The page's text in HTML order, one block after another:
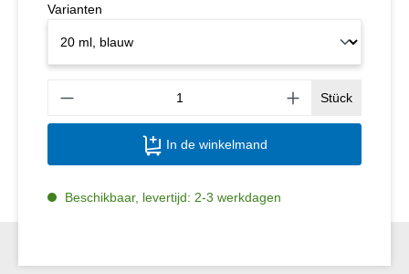
Varianten
Stück
In de winkelmand
Beschikbaar, levertijd: 2-3 werkdagen